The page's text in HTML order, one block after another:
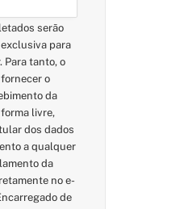
serão
para
Para tanto, o
o
da
livre,
dos dados
a qualquer
da
no e-
de